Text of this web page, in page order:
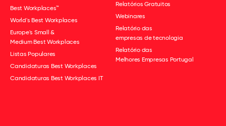
Best Workplaces™
World's Best Workplaces
Europe's Small &
Medium Best Workplaces
Listas Populares
Candidaturas Best Workplaces
Candidaturas Best Workplaces IT
Relatórios Gratuitos
Webinares
Relatório das
empresas de tecnologia
Relatório das
Melhores Empresas Portugal